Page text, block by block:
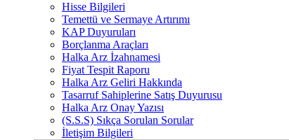
Hisse Bilgileri
Temettü ve Sermaye Artırımı
KAP Duyuruları
Borçlanma Araçları
Halka Arz İzahnamesi
Fiyat Tespit Raporu
Halka Arz Geliri Hakkında
Tasarruf Sahiplerine Satış Duyurusu
Halka Arz Onay Yazısı
(S.S.S) Sıkça Sorulan Sorular
İletişim Bilgileri